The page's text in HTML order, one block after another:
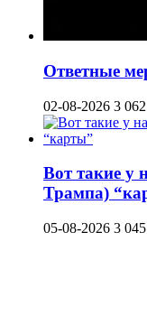
Ответные
02-08-2026 3 062
Вот такие у
Трампа)
05-08-2026 3 045